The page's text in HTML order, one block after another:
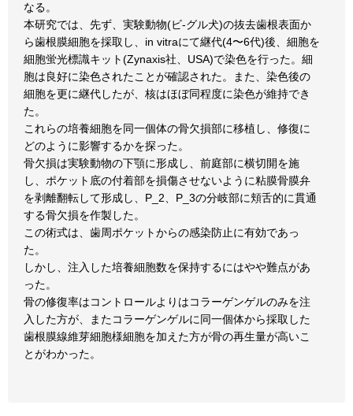
なる。
本研究では、先ず、実験動物(ビ-グル犬)の抜去歯根表面か
ら歯根膜細胞を採取し、in vitraにて継代(4〜6代)後、細胞を
細胞蛍光標識キット(Zynaxis社、USA)で染色を行った。細
胞は良好に染色されたことが確認された。また、染色後の
細胞を更に継代したが、核はほぼ同程度に染色が維持でき
た。
これらの培養細胞を同一個体の骨欠損部に移植し、修復に
どのように影響するかを探った。
骨欠損は実験動物の下顎に形成し、前庭部に横切開を施
し、ポケット底の付着部を損傷させないように粘膜骨膜弁
を剥離翻転して形成し、P_2、P_3の分岐部に頬舌的に貫通
する骨欠損を作製した。
この術式は、歯周ポケットからの感染防止に有効であっ
た。
しかし、注入した培養細胞数を保持するにはやや難点があ
った。
骨の修復率はコントロールよりはコラーゲンゲルのみを注
入した方が、またコラーゲンゲルに同一個体から採取した
歯根膜線維芽細胞様細胞を加えた方が骨の再生量が高いこ
とがわかった。